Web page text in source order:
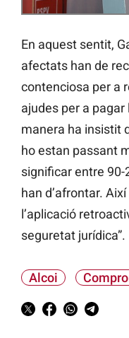
En aquest sentit,
afectats han de
contenciosa per a
ajudes per a pagar
manera ha insistit
ho estan passant
significar entre
han d’afrontar.
l’aplicació
seguretat jurídica”.
Alcoi